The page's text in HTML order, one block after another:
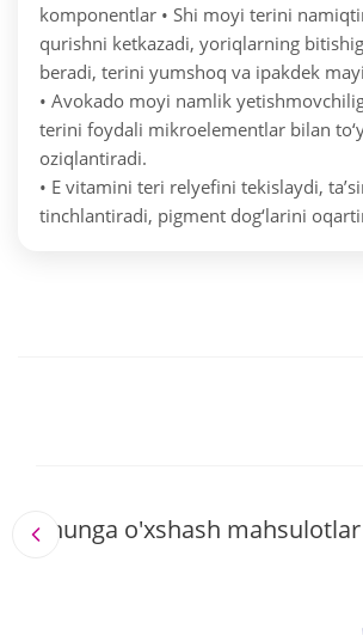
komponentlar • Shi moyi terini
qurishni ketkazadi, yoriqlarning
beradi, terini yumshoq va ipakdek
• Avokado moyi namlik
terini foydali mikroelementlar bilan
oziqlantiradi.
• E vitamini teri relyefini tekislaydi,
tinchlantiradi, pigment dog‘larini
Shunga o'xshash mahsulotlar